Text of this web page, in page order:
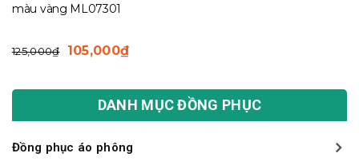
màu vàng ML07301
125,000₫
Giá
125,000₫.
105,000₫Giá
là:
105,000₫.
DANH MỤC ĐỒNG PHỤC
Đồng phục áo phông